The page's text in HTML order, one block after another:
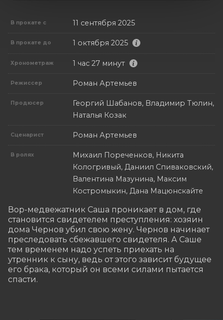
В прокате с 11 сентября 2025
В прокате до 1 октября 2025
Хронометраж 1 час 27 минут
Режиссер Роман Артемьев
Продюсер
Георгий Шабанов, Владимир Тюлин,
Наталья Козак
Сценарист Роман Артемьев
В ролях
Михаил Пореченков, Никита
Кологривый, Даниил Спиваковский,
Валентина Мазунина, Максим
Костромыкин, Дана Мацюнскайте
Вор-медвежатник Саша проникает в дом, где
становится свидетелем преступления: хозяин
дома Чернов убил свою жену. Чернов начинает
преследовать сбежавшего свидетеля. А Саше
тем временем надо успеть приехать на
утренник к сыну, ведь от этого зависит будущее
его брака, который он всеми силами пытается
спасти.